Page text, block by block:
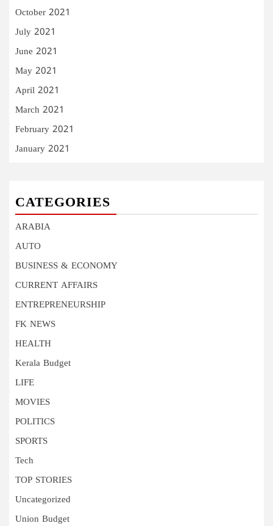
October 2021
July 2021
June 2021
May 2021
April 2021
March 2021
February 2021
January 2021
CATEGORIES
ARABIA
AUTO
BUSINESS & ECONOMY
CURRENT AFFAIRS
ENTREPRENEURSHIP
FK NEWS
HEALTH
Kerala Budget
LIFE
MOVIES
POLITICS
SPORTS
Tech
TOP STORIES
Uncategorized
Union Budget